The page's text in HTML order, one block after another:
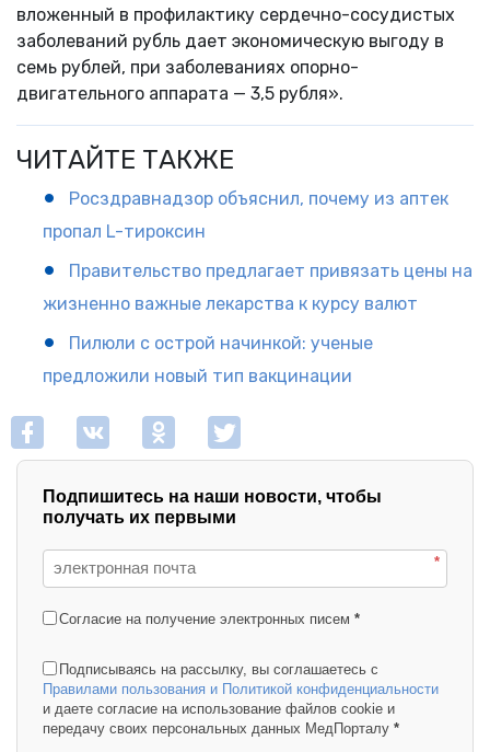
вложенный в профилактику сердечно-сосудистых
заболеваний рубль дает экономическую выгоду в
семь рублей, при заболеваниях опорно-
двигательного аппарата — 3,5 рубля».
ЧИТАЙТЕ ТАКЖЕ
Росздравнадзор объяснил, почему из аптек
пропал L-тироксин
Правительство предлагает привязать цены на
жизненно важные лекарства к курсу валют
Пилюли с острой начинкой: ученые
предложили новый тип вакцинации
Подпишитесь на наши новости, чтобы
получать их первыми
*
Согласие на получение электронных писем *
Подписываясь на рассылку, вы соглашаетесь с
Правилами пользования и Политикой конфиденциальности
и даете согласие на использование файлов cookie и
передачу своих персональных данных МедПорталу *